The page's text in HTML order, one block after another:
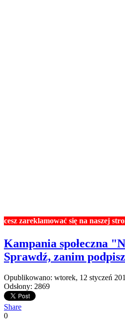
się na naszej stronie
Kampania społeczna
Sprawdź, zanim
Opublikowano: wtorek, 12 styczeń
Odsłony: 2869
Share
0